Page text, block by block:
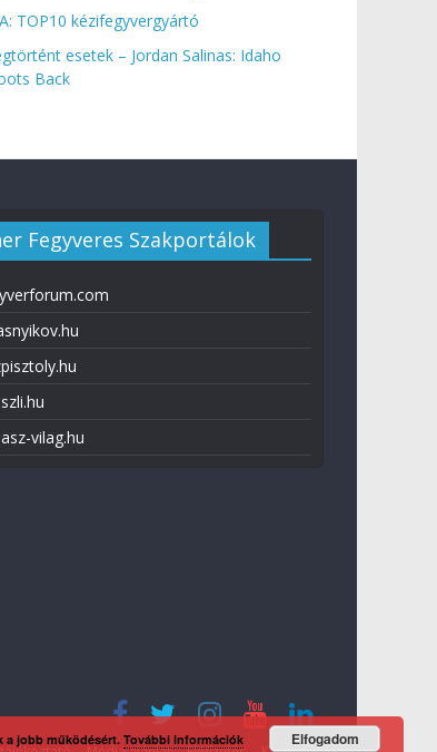
TOP10 kézifegyvergyártó
esetek – Jordan Salinas: Idaho
Back
Fegyveres Szakportálok
vilag.hu
a jobb működésért. További információk Elfogadom